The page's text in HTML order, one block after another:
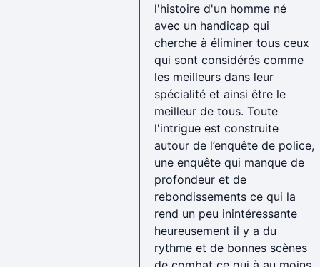
l'histoire d'un homme né
avec un handicap qui
cherche à éliminer tous ceux
qui sont considérés comme
les meilleurs dans leur
spécialité et ainsi être le
meilleur de tous. Toute
l'intrigue est construite
autour de l’enquête de police,
une enquête qui manque de
profondeur et de
rebondissements ce qui la
rend un peu inintéressante
heureusement il y a du
rythme et de bonnes scènes